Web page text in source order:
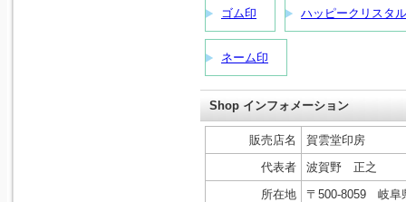
ゴム印 ハッピークリスタル
ネーム印
Shop インフォメーション
販売店名
賀雲堂印房
代表者
波賀野 正之
所在地
〒500-8059 岐阜